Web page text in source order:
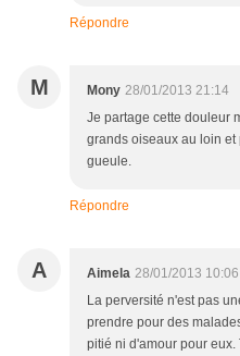
Répondre
M Mony 28/01/2013 21:14
Je partage cette douleur
grands oiseaux au loin et
gueule.
Répondre
A Aimela 28/01/2013 10:06
La perversité n'est pas
prendre pour des
pitié ni d'amour pour